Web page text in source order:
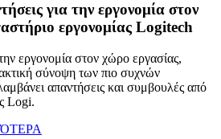
για την εργονομία στον
εργονομίας Logitech
εργονομία στον χώρο εργασίας,
σύνοψη των πιο συχνών
απαντήσεις και συμβουλές από
Logi.